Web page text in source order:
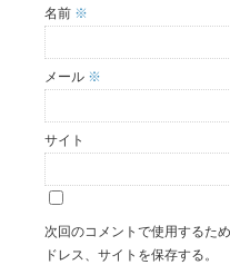
名前 ※
メール ※
サイト
次回のコメントで使用するた
ドレス、サイトを保存する。